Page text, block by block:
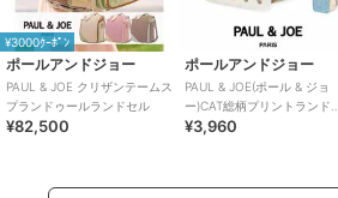
¥3000ｸｰﾎﾟﾝ
ポールアンドジョー
PAUL & JOE クリザンテームス
プランドゥールランドセル
¥82,500
ポールアンドジョー
PAUL & JOE(ポール & ジョ
ー)CAT総柄プリントランドセ
ルカバー
¥3,960